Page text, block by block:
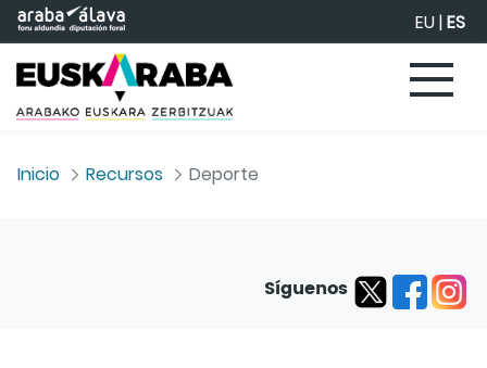
Saltar al contenido principal EU|ES
Inicio Recursos Deporte
Síguenos